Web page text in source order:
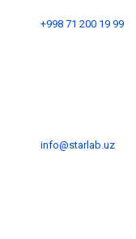
+998 71 200 19 99
info@starlab.uz